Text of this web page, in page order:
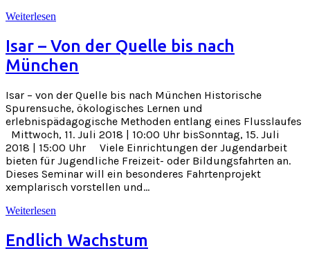
Weiterlesen
Isar – Von der Quelle bis nach
München
Isar – von der Quelle bis nach München Historische
Spurensuche, ökologisches Lernen und
erlebnispädagogische Methoden entlang eines Flusslaufes
Mittwoch, 11. Juli 2018 | 10:00 Uhr bisSonntag, 15. Juli
2018 | 15:00 Uhr Viele Einrichtungen der Jugendarbeit
bieten für Jugendliche Freizeit- oder Bildungsfahrten an.
Dieses Seminar will ein besonderes Fahrtenprojekt
xemplarisch vorstellen und…
Weiterlesen
Endlich Wachstum